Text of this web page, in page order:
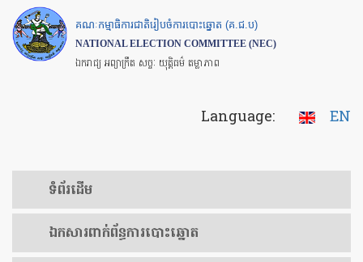
Skip
to
main
គណៈកម្មាធិការជាតិរៀបចំការបោះឆ្នោត (គ.ជ.ប)
NATIONAL ELECTION COMMITTEE (NEC)
ឯករាជ្យ អព្យាក្រឹត សច្ចៈ យុត្តិធម៌ តម្លាភាព
Language: EN
ទំព័រ​ដើម
ឯកសារ​ពាក់ព័ន្ធ​ការ​បោះឆ្នោត